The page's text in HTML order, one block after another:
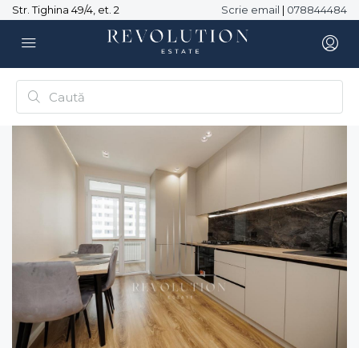
Str. Tighina 49/4, et. 2 Scrie email | 078844484